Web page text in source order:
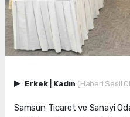
Erkek Kadın (Haberi Sesli
Samsun Ticaret ve Sanayi